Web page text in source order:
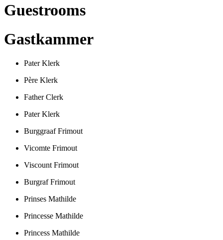
Guestrooms
Gastkammer
Pater Klerk
Père Klerk
Father Clerk
Pater Klerk
Burggraaf Frimout
Vicomte Frimout
Viscount Frimout
Burgraf Frimout
Prinses Mathilde
Princesse Mathilde
Princess Mathilde